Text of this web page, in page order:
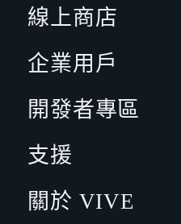
線上商店
企業用戶
開發者專區
支援
關於 VIVE